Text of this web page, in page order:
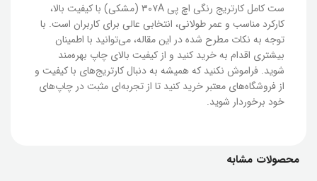
ست کامل کارتریج رنگی اچ پی ۳۰۷A (مشکی) با کیفیت بالا،
کارکرد مناسب و عمر طولانی، انتخابی عالی برای کاربران است. با
توجه به نکات مطرح شده در این مقاله، می‌توانید با اطمینان
بیشتری اقدام به خرید کنید و از کیفیت بالای چاپ بهره‌مند
شوید. فراموش نکنید که همیشه به دنبال کارتریج‌های با کیفیت و
از فروشگاه‌های معتبر خرید کنید تا از تجربه‌ای مثبت در چاپ‌های
خود برخوردار شوید.
محصولات مشابه